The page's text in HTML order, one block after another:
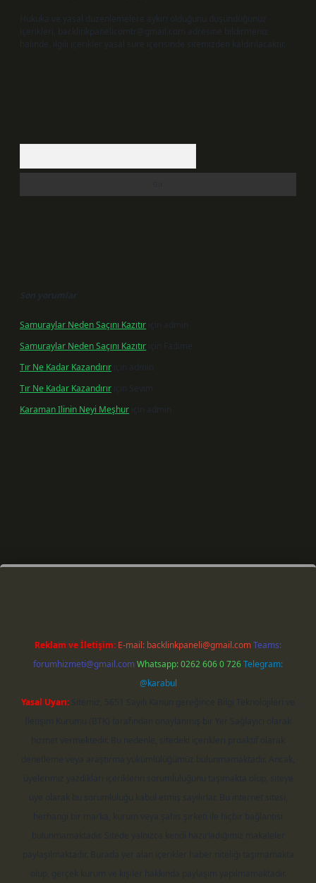
Hukuka ve yasal düzenlemelere aykırı olduğunu düşündüğünüz
içerikleri, backlinkpanelicomtr@gmail.com adresine bildirmeniz
halinde, ilgili içerikler yasal süre içerisinde sitemizden kaldırılacaktır.
Son yorumlar
Samuraylar Neden Saçını Kazıtır için
admin
Samuraylar Neden Saçını Kazıtır için
Fadime
Tır Ne Kadar Kazandırır için
admin
Tır Ne Kadar Kazandırır için Sevim
Karaman Ilinin Neyi Meşhur için admin
giriş
Reklam ve İletişim: E-mail: backlinkpaneli@gmail.comTeams:
forumhizmeti@gmail.comWhatsapp: 0262 606 0 726Telegram:
@karabul
Yasal Uyarı: